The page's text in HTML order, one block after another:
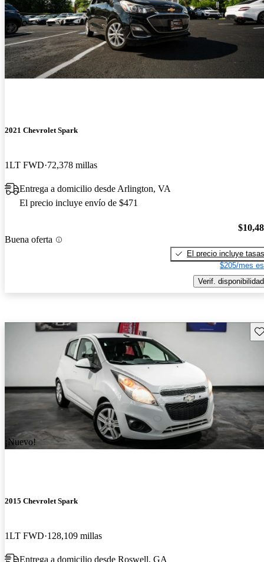
2021 Chevrolet Spark
1LT FWD 72,378 millas
Entrega a domicilio desde Arlington, VA
El precio incluye envío de $471
Buena oferta
El precio incluye tasas
$205/mes
Verif. disponibilidad
¡Nuevo!
2015 Chevrolet Spark
1LT FWD 128,109 millas
Entrega a domicilio desde Roswell, GA